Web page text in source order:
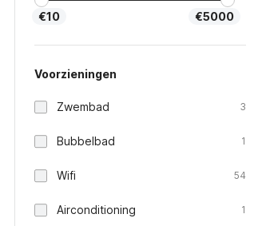
€10 €5000
Voorzieningen
Zwembad 3
Bubbelbad 1
Wifi 54
Airconditioning 1